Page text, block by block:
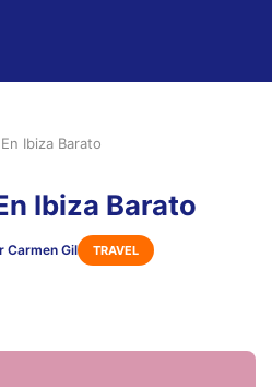
Ibiza Barato
Ibiza Barato
Carmen Gil TRAVEL